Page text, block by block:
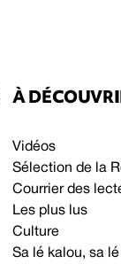
À
Vidéos
Sélection de la
Courrier des
Les plus lus
Culture
Sa lé kalou, sa